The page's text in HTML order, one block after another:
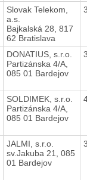
Slovak Telekom,
a.s.
Bajkalská 28, 817
62 Bratislava
DONATIUS, s.r.o.
Partizánska 4/A,
085 01 Bardejov
SOLDIMEK, s.r.o.
Partizánska 4/A,
085 01 Bardejov
JALMI, s.r.o.
sv.Jakuba 21, 085
01 Bardejov